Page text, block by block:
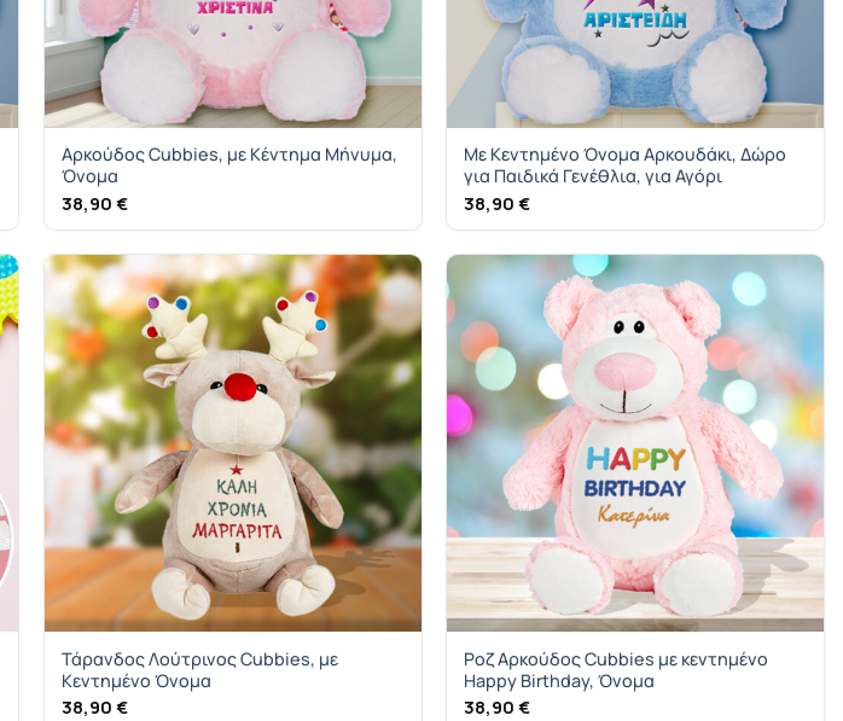
Αρκούδος Cubbies, με Κέντημα Μήνυμα,
Όνομα
38,90 €
Με Κεντημένο Όνομα Αρκουδάκι, Δώρο
για Παιδικά Γενέθλια, για Αγόρι
38,90€
Τάρανδος Λούτρινος Cubbies, με
Κεντημένο Όνομα
38,90 €
Ροζ Αρκούδος Cubbies με κεντημένο
Happy Birthday, Όνομα
38,90€